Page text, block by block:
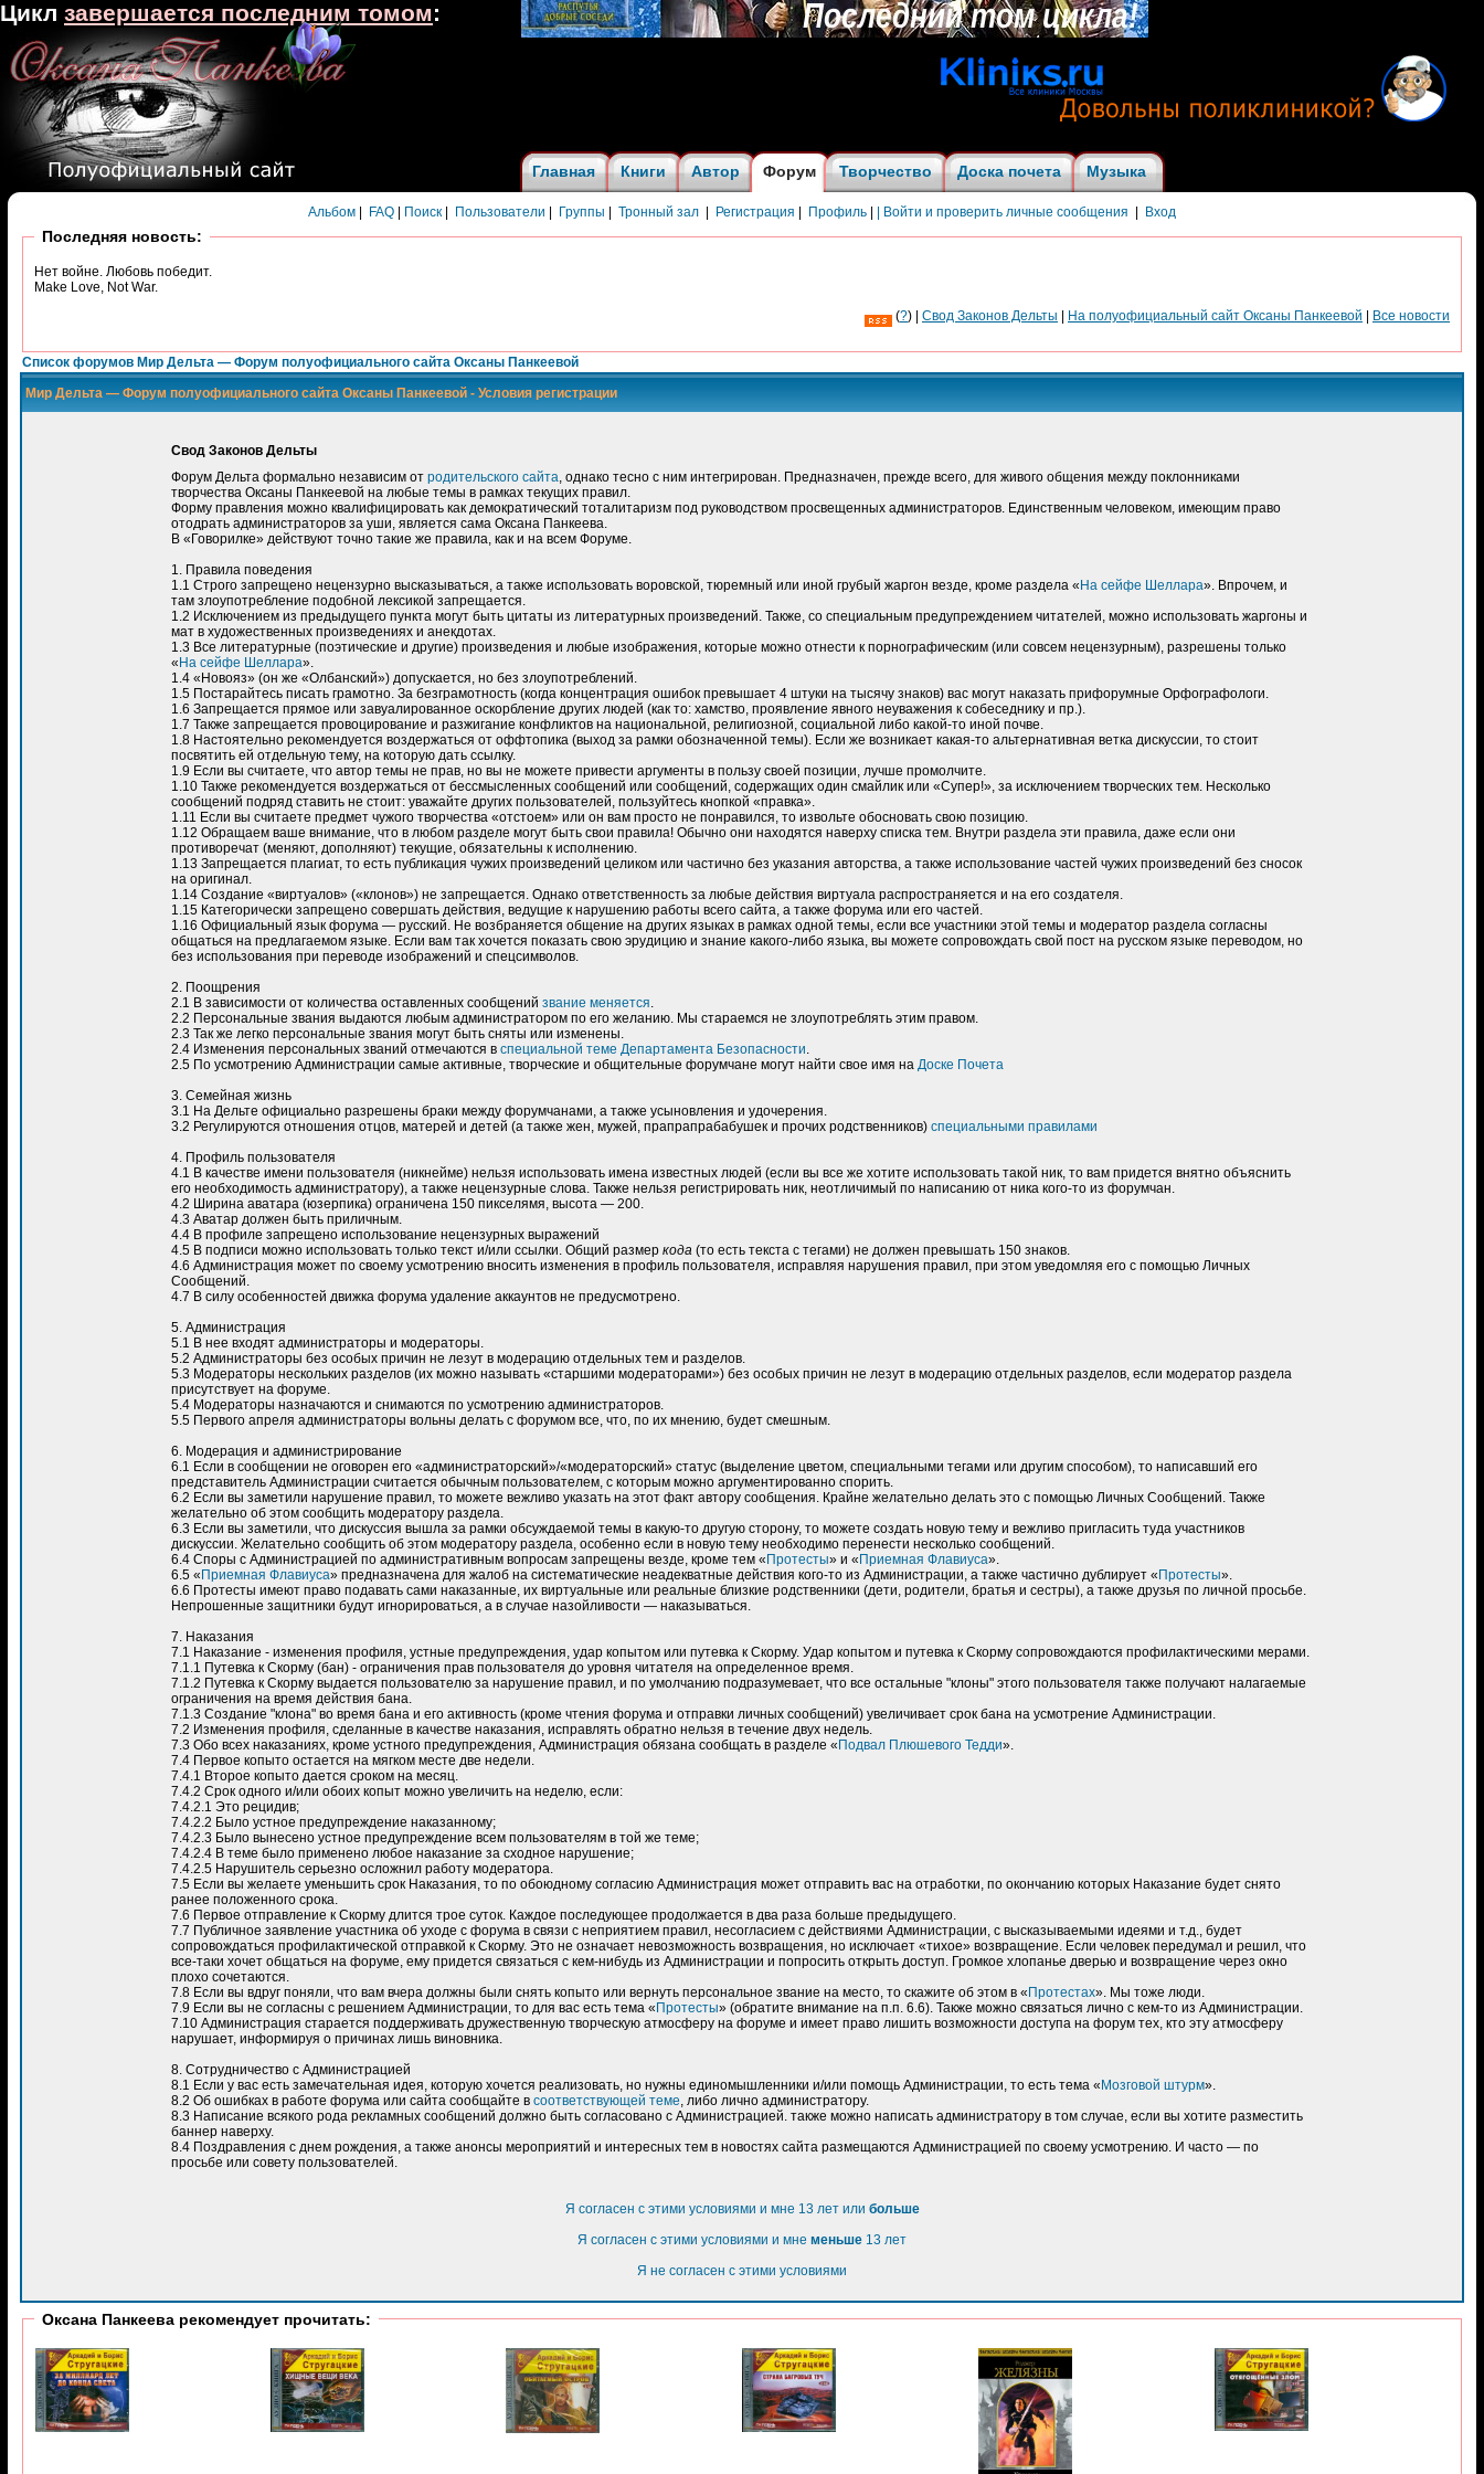
Главная Книги Автор Форум Творчество Доска почета Музыка
Альбом FAQ Поиск Пользователи Группы Тронный зал Регистрация Профиль | Войти и проверить личные сообщения Вход
Последняя новость:
Нет войне. Любовь победит.
Make Love, Not War.
(?) | Cвод Законов Дельты На полуофициальный сайт Оксаны Панкеевой Все новости
Список форумов Мир Дельта — Форум полуофициального сайта Оксаны Панкеевой
Мир Дельта — Форум полуофициального сайта Оксаны Панкеевой - Условия регистрации
Свод Законов Дельты
Форум Дельта формально независим от родительского сайта, однако тесно с ним интегрирован. Предназначен, прежде всего, для живого общения между поклонниками
творчества Оксаны Панкеевой на любые темы в рамках текущих правил.
Форму правления можно квалифицировать как демократический тоталитаризм под руководством просвещенных администраторов. Единственным человеком, имеющим право
отодрать администраторов за уши, является сама Оксана Панкеева.
В «Говорилке» действуют точно такие же правила, как и на всем Форуме.
1. Правила поведения
1.1 Строго запрещено нецензурно высказываться, а также использовать воровской, тюремный или иной грубый жаргон везде, кроме раздела « На сейфе Шеллара». Впрочем, и
там злоупотребление подобной лексикой запрещается.
1.2 Исключением из предыдущего пункта могут быть цитаты из литературных произведений. Также, со специальным предупреждением читателей, можно использовать жаргоны и
мат в художественных произведениях и анекдотах.
1.3 Все литературные (поэтические и другие) произведения и любые изображения, которые можно отнести к порнографическим (или совсем нецензурным), разрешены только
« На сейфе Шеллара».
1.4 «Новояз» (он же «Олбанский») допускается, но без злоупотреблений.
1.5 Постарайтесь писать грамотно. За безграмотность (когда концентрация ошибок превышает 4 штуки на тысячу знаков) вас могут наказать прифорумные Орфографологи.
1.6 Запрещается прямое или завуалированное оскорбление других людей (как то: хамство, проявление явного неуважения к собеседнику и пр.).
1.7 Также запрещается провоцирование и разжигание конфликтов на национальной, религиозной, социальной либо какой-то иной почве.
1.8 Настоятельно рекомендуется воздержаться от оффтопика (выход за рамки обозначенной темы). Если же возникает какая-то альтернативная ветка дискуссии, то стоит
посвятить ей отдельную тему, на которую дать ссылку.
1.9 Если вы считаете, что автор темы не прав, но вы не можете привести аргументы в пользу своей позиции, лучше промолчите.
1.10 Также рекомендуется воздержаться от бессмысленных сообщений или сообщений, содержащих один смайлик или «Супер!», за исключением творческих тем. Несколько
сообщений подряд ставить не стоит: уважайте других пользователей, пользуйтесь кнопкой «правка».
1.11 Если вы считаете предмет чужого творчества «отстоем» или он вам просто не понравился, то извольте обосновать свою позицию.
1.12 Обращаем ваше внимание, что в любом разделе могут быть свои правила! Обычно они находятся наверху списка тем. Внутри раздела эти правила, даже если они
противоречат (меняют, дополняют) текущие, обязательны к исполнению.
1.13 Запрещается плагиат, то есть публикация чужих произведений целиком или частично без указания авторства, а также использование частей чужих произведений без сносок
на оригинал.
1.14 Создание «виртуалов» («клонов») не запрещается. Однако ответственность за любые действия виртуала распространяется и на его создателя.
1.15 Категорически запрещено совершать действия, ведущие к нарушению работы всего сайта, а также форума или его частей.
1.16 Официальный язык форума — русский. Не возбраняется общение на других языках в рамках одной темы, если все участники этой темы и модератор раздела согласны
общаться на предлагаемом языке. Если вам так хочется показать свою эрудицию и знание какого-либо языка, вы можете сопровождать свой пост на русском языке переводом, но
без использования при переводе изображений и спецсимволов.
2. Поощрения
2.1 В зависимости от количества оставленных сообщений звание меняется.
2.2 Персональные звания выдаются любым администратором по его желанию. Мы стараемся не злоупотреблять этим правом.
2.3 Так же легко персональные звания могут быть сняты или изменены.
2.4 Изменения персональных званий отмечаются в специальной теме Департамента Безопасности.
2.5 По усмотрению Администрации самые активные, творческие и общительные форумчане могут найти свое имя на Доске Почета
3. Семейная жизнь
3.1 На Дельте официально разрешены браки между форумчанами, а также усыновления и удочерения.
3.2 Регулируются отношения отцов, матерей и детей (а также жен, мужей, прапрапрабабушек и прочих родственников) специальными правилами
4. Профиль пользователя
4.1 В качестве имени пользователя (никнейме) нельзя использовать имена известных людей (если вы все же хотите использовать такой ник, то вам придется внятно объяснить
его необходимость администратору), а также нецензурные слова. Также нельзя регистрировать ник, неотличимый по написанию от ника кого-то из форумчан.
4.2 Ширина аватара (юзерпика) ограничена 150 пикселямя, высота — 200.
4.3 Аватар должен быть приличным.
4.4 В профиле запрещено использование нецензурных выражений
4.5 В подписи можно использовать только текст и/или ссылки. Общий размер кода (то есть текста с тегами) не должен превышать 150 знаков.
4.6 Администрация может по своему усмотрению вносить изменения в профиль пользователя, исправляя нарушения правил, при этом уведомляя его с помощью Личных
Сообщений.
4.7 В силу особенностей движка форума удаление аккаунтов не предусмотрено.
5. Администрация
5.1 В нее входят администраторы и модераторы.
5.2 Администраторы без особых причин не лезут в модерацию отдельных тем и разделов.
5.3 Модераторы нескольких разделов (их можно называть «старшими модераторами») без особых причин не лезут в модерацию отдельных разделов, если модератор раздела
присутствует на форуме.
5.4 Модераторы назначаются и снимаются по усмотрению администраторов.
5.5 Первого апреля администраторы вольны делать с форумом все, что, по их мнению, будет смешным.
6. Модерация и администрирование
6.1 Если в сообщении не оговорен его «администраторский»/«модераторский» статус (выделение цветом, специальными тегами или другим способом), то написавший его
представитель Администрации считается обычным пользователем, с которым можно аргументированно спорить.
6.2 Если вы заметили нарушение правил, то можете вежливо указать на этот факт автору сообщения. Крайне желательно делать это с помощью Личных Сообщений. Также
желательно об этом сообщить модератору раздела.
6.3 Если вы заметили, что дискуссия вышла за рамки обсуждаемой темы в какую-то другую сторону, то можете создать новую тему и вежливо пригласить туда участников
дискуссии. Желательно сообщить об этом модератору раздела, особенно если в новую тему необходимо перенести несколько сообщений.
6.4 Споры с Администрацией по административным вопросам запрещены везде, кроме тем « Протесты» и « Приемная Флавиуса».
6.5 « Приемная Флавиуса» предназначена для жалоб на систематические неадекватные действия кого-то из Администрации, а также частично дублирует « Протесты».
6.6 Протесты имеют право подавать сами наказанные, их виртуальные или реальные близкие родственники (дети, родители, братья и сестры), а также друзья по личной просьбе.
Непрошенные защитники будут игнорироваться, а в случае назойливости — наказываться.
7. Наказания
7.1 Наказание - изменения профиля, устные предупреждения, удар копытом или путевка к Скорму. Удар копытом и путевка к Скорму сопровождаются профилактическими мерами.
7.1.1 Путевка к Скорму (бан) - ограничения прав пользователя до уровня читателя на определенное время.
7.1.2 Путевка к Скорму выдается пользователю за нарушение правил, и по умолчанию подразумевает, что все остальные "клоны" этого пользователя также получают налагаемые
ограничения на время действия бана.
7.1.3 Создание "клона" во время бана и его активность (кроме чтения форума и отправки личных сообщений) увеличивает срок бана на усмотрение Администрации.
7.2 Изменения профиля, сделанные в качестве наказания, исправлять обратно нельзя в течение двух недель.
7.3 Обо всех наказаниях, кроме устного предупреждения, Администрация обязана сообщать в разделе « Подвал Плюшевого Тедди».
7.4 Первое копыто остается на мягком месте две недели.
7.4.1 Второе копыто дается сроком на месяц.
7.4.2 Срок одного и/или обоих копыт можно увеличить на неделю, если:
7.4.2.1 Это рецидив;
7.4.2.2 Было устное предупреждение наказанному;
7.4.2.3 Было вынесено устное предупреждение всем пользователям в той же теме;
7.4.2.4 В теме было применено любое наказание за сходное нарушение;
7.4.2.5 Нарушитель серьезно осложнил работу модератора.
7.5 Если вы желаете уменьшить срок Наказания, то по обоюдному согласию Администрация может отправить вас на отработки, по окончанию которых Наказание будет снято
ранее положенного срока.
7.6 Первое отправление к Скорму длится трое суток. Каждое последующее продолжается в два раза больше предыдущего.
7.7 Публичное заявление участника об уходе с форума в связи с неприятием правил, несогласием с действиями Администрации, с высказываемыми идеями и т.д., будет
сопровождаться профилактической отправкой к Скорму. Это не означает невозможность возвращения, но исключает «тихое» возвращение. Если человек передумал и решил, что
все-таки хочет общаться на форуме, ему придется связаться с кем-нибудь из Администрации и попросить открыть доступ. Громкое хлопанье дверью и возвращение через окно
плохо сочетаются.
7.8 Если вы вдруг поняли, что вам вчера должны были снять копыто или вернуть персональное звание на место, то скажите об этом в « Протестах». Мы тоже люди.
7.9 Если вы не согласны с решением Администрации, то для вас есть тема « Протесты» (обратите внимание на п.п. 6.6). Также можно связаться лично с кем-то из Администрации.
7.10 Администрация старается поддерживать дружественную творческую атмосферу на форуме и имеет право лишить возможности доступа на форум тех, кто эту атмосферу
нарушает, информируя о причинах лишь виновника.
8. Сотрудничество с Администрацией
8.1 Если у вас есть замечательная идея, которую хочется реализовать, но нужны единомышленники и/или помощь Администрации, то есть тема « Мозговой штурм».
8.2 Об ошибках в работе форума или сайта сообщайте в соответствующей теме, либо лично администратору.
8.3 Написание всякого рода рекламных сообщений должно быть согласовано с Администрацией. также можно написать администратору в том случае, если вы хотите разместить
баннер наверху.
8.4 Поздравления с днем рождения, а также анонсы мероприятий и интересных тем в новостях сайта размещаются Администрацией по своему усмотрению. И часто — по
просьбе или совету пользователей.
Я согласен с этими условиями и мне 13 лет или больше
Я согласен с этими условиями и мне меньше 13 лет
Я не согласен с этими условиями
Оксана Панкеева рекомендует прочитать:
Цикл завершается последним томом: